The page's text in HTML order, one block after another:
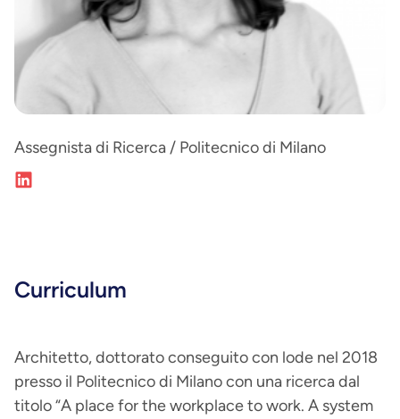
Assegnista di Ricerca / Politecnico di Milano
Curriculum
Architetto, dottorato conseguito con lode nel 2018
presso il Politecnico di Milano con una ricerca dal
titolo “A place for the workplace to work. A system